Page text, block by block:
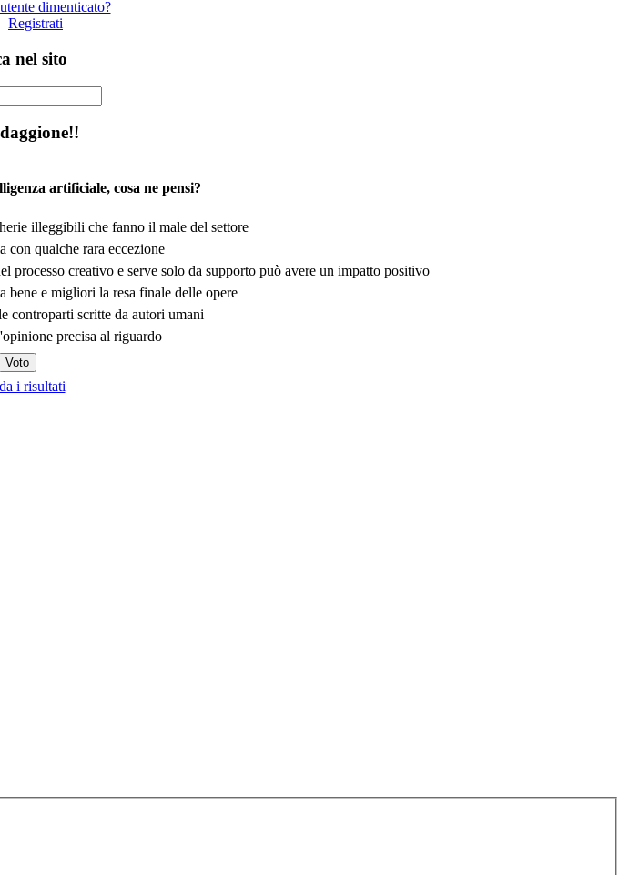
dimenticato?
Registrati
nel sito
artificiale, cosa ne pensi?
illeggibili che fanno il male del settore
con qualche rara eccezione
processo creativo e serve solo da supporto può avere un impatto positivo
bene e migliori la resa finale delle opere
controparti scritte da autori umani
precisa al riguardo
i risultati